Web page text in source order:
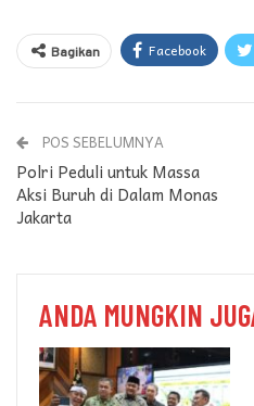
Bagikan Facebook
POS SEBELUMNYA
Polri Peduli untuk Massa
Aksi Buruh di Dalam Monas
Jakarta
ANDA MUNGKIN